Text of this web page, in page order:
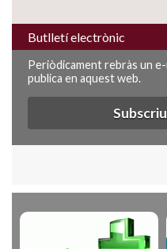
Butlletí electrònic
Periòdicament rebràs un e-
publica en aquest web.